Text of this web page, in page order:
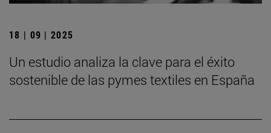
18 | 09 | 2025
Un estudio analiza la clave para el éxito
sostenible de las pymes textiles en España